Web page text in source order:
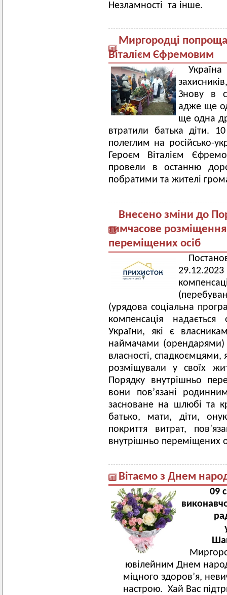
Незламності та інше.
Миргородці
Віталієм Єфремовим
Знову в
адже ще
ще одна
втратили батька діти.
полеглим на російсько-
Героєм Віталієм
провели в останню
побратими та жителі
Внесено зміни до
тимчасове
переміщених осіб
(урядова соціальна
компенсація
України, які є
наймачами (орендарями)
власності, спадкоємцями,
розміщували у своїх
Порядку внутрішньо
вони повʼязані
засноване на шлюбі та
батько, мати, діти,
покриття витрат,
внутрішньо переміщених
Вітаємо з Днем
09
ювілейним Днем
міцного здоров’я,
настрою. Хай Вас